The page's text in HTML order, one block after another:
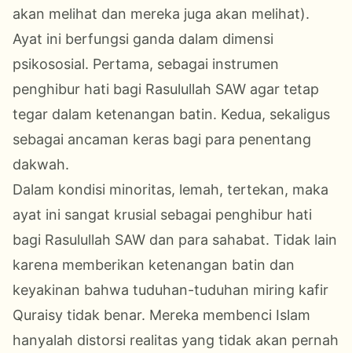
akan melihat dan mereka juga akan melihat).
Ayat ini berfungsi ganda dalam dimensi
psikososial. Pertama, sebagai instrumen
penghibur hati bagi Rasulullah SAW agar tetap
tegar dalam ketenangan batin. Kedua, sekaligus
sebagai ancaman keras bagi para penentang
dakwah.
Dalam kondisi minoritas, lemah, tertekan, maka
ayat ini sangat krusial sebagai penghibur hati
bagi Rasulullah SAW dan para sahabat. Tidak lain
karena memberikan ketenangan batin dan
keyakinan bahwa tuduhan-tuduhan miring kafir
Quraisy tidak benar. Mereka membenci Islam
hanyalah distorsi realitas yang tidak akan pernah